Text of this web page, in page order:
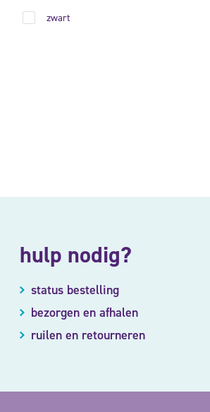
zwart
hulp nodig?
status bestelling
bezorgen en afhalen
ruilen en retourneren